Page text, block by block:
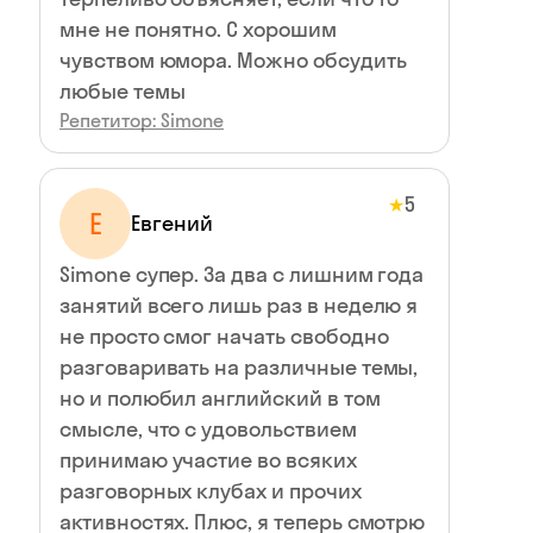
мне не понятно. С хорошим
чувством юмора. Можно обсудить
любые темы
Репетитор: Simone
Е Евгений
★5
Simone супер. За два с лишним года
занятий всего лишь раз в неделю я
не просто смог начать свободно
разговаривать на различные темы,
но и полюбил английский в том
смысле, что с удовольствием
принимаю участие во всяких
разговорных клубах и прочих
активностях. Плюс, я теперь смотрю